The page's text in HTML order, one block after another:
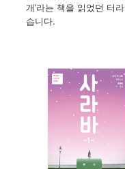
개’라는 책을 읽었던 터라
습니다.